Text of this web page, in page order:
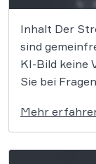
Inhalt Der
sind
KI-Bild keine
Sie bei
daraus ein
begeht keine
Mehr